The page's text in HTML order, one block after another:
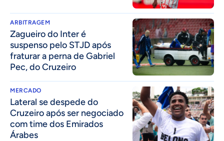
ARBITRAGEM
Zagueiro do Inter é
suspenso pelo STJD após
fraturar a perna de Gabriel
Pec, do Cruzeiro
MERCADO
Lateral se despede do
Cruzeiro após ser negociado
com time dos Emirados
Árabes